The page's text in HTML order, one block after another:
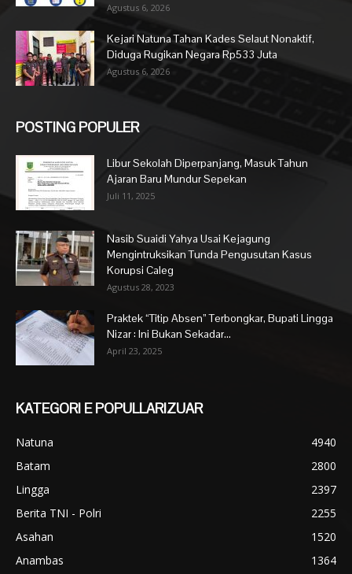
Agustus 6, 2026
Kejari Natuna Tahan Kades Selaut Nonaktif,
Diduga Rugikan Negara Rp533 Juta
Agustus 6, 2026
POSTING POPULER
Libur Sekolah Diperpanjang, Masuk Tahun
Ajaran Baru Mundur Sepekan
Juli 11, 2025
Nasib Suaidi Yahya Usai Kejagung
Mengintruksikan Tunda Pengusutan Kasus
Korupsi Caleg
Agustus 28, 2023
Praktek “Titip Absen” Terbongkar, Bupati Lingga
Nizar : Ini Bukan Sekadar...
April 23, 2025
KATEGORI E POPULLARIZUAR
Natuna
4940
Batam
2800
Lingga
2397
Berita TNI - Polri
2255
Asahan
1520
Anambas
1364